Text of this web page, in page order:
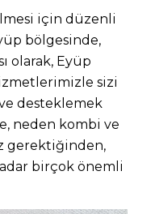
için düzenli
bölgesinde,
olarak, Eyüp
sizi
desteklemek
neden kombi ve
gerektiğinden,
birçok önemli